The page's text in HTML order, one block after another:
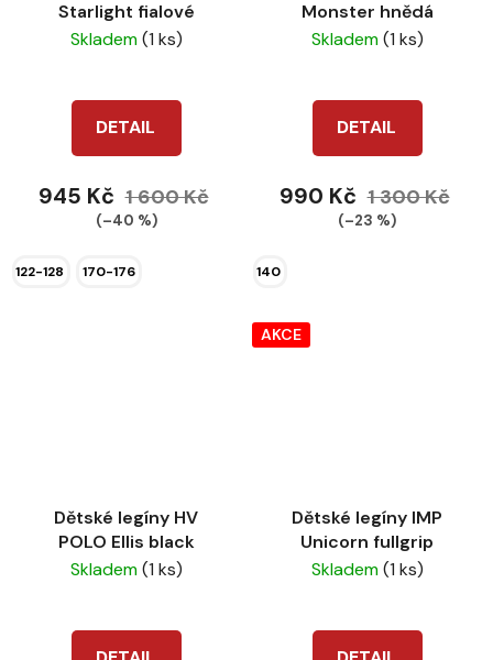
Starlight fialové
Skladem(1 ks)
DETAIL
945 Kč 1 600 Kč
(–40 %)
122-128 170-176
Monster hnědá
Skladem(1 ks)
DETAIL
990 Kč 1 300 Kč
(–23 %)
140
Dětské legíny HV
POLO Ellis black
Skladem(1 ks)
AKCE
Dětské legíny IMP
Unicorn fullgrip
Skladem(1 ks)